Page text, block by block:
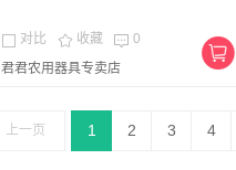
对比  收藏  0
君君农用器具专卖店
上一页 1 2 3 4